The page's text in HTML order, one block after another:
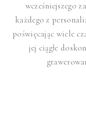
wcześniejszego
każdego z
poświęcając wiele
jej ciągłe